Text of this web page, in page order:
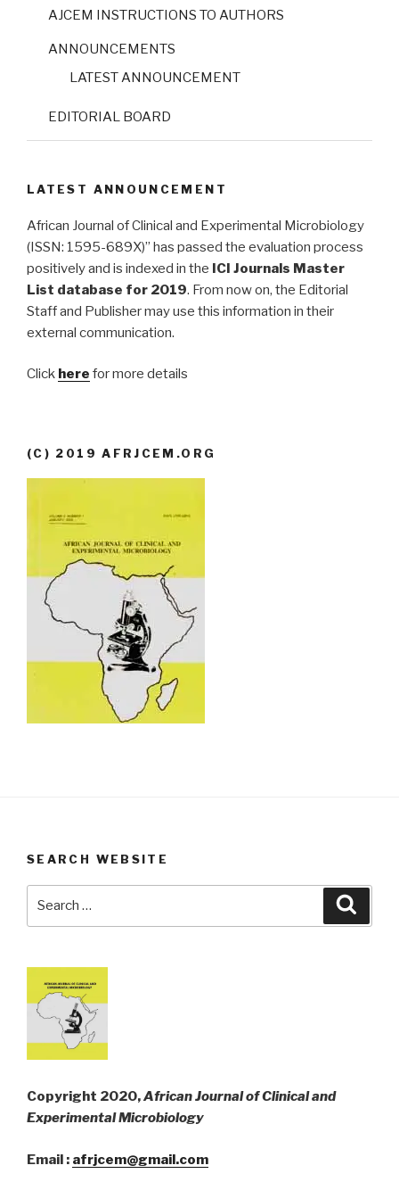
AJCEM INSTRUCTIONS TO AUTHORS
ANNOUNCEMENTS
LATEST ANNOUNCEMENT
EDITORIAL BOARD
LATEST ANNOUNCEMENT
African Journal of Clinical and Experimental Microbiology
(ISSN: 1595-689X)” has passed the evaluation process
positively and is indexed in the ICI Journals Master
List database for 2019. From now on, the Editorial
Staff and Publisher may use this information in their
external communication.
Click here for more details
(C) 2019 AFRJCEM.ORG
SEARCH WEBSITE
Copyright 2020,African Journal of Clinical and
Experimental Microbiology
Email : afrjcem@gmail.com